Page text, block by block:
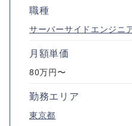
職種
サーバーサイドエンジニ
月額単価
80万円〜
勤務エリア
東京都